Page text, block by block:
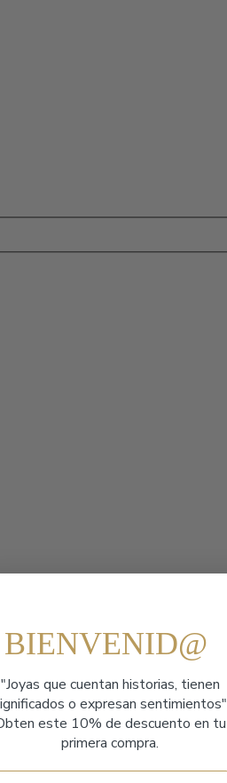
BIENVENID@
"Joyas que cuentan historias, tienen
o expresan sentimientos"
este 10% de descuento en tu
primera compra.